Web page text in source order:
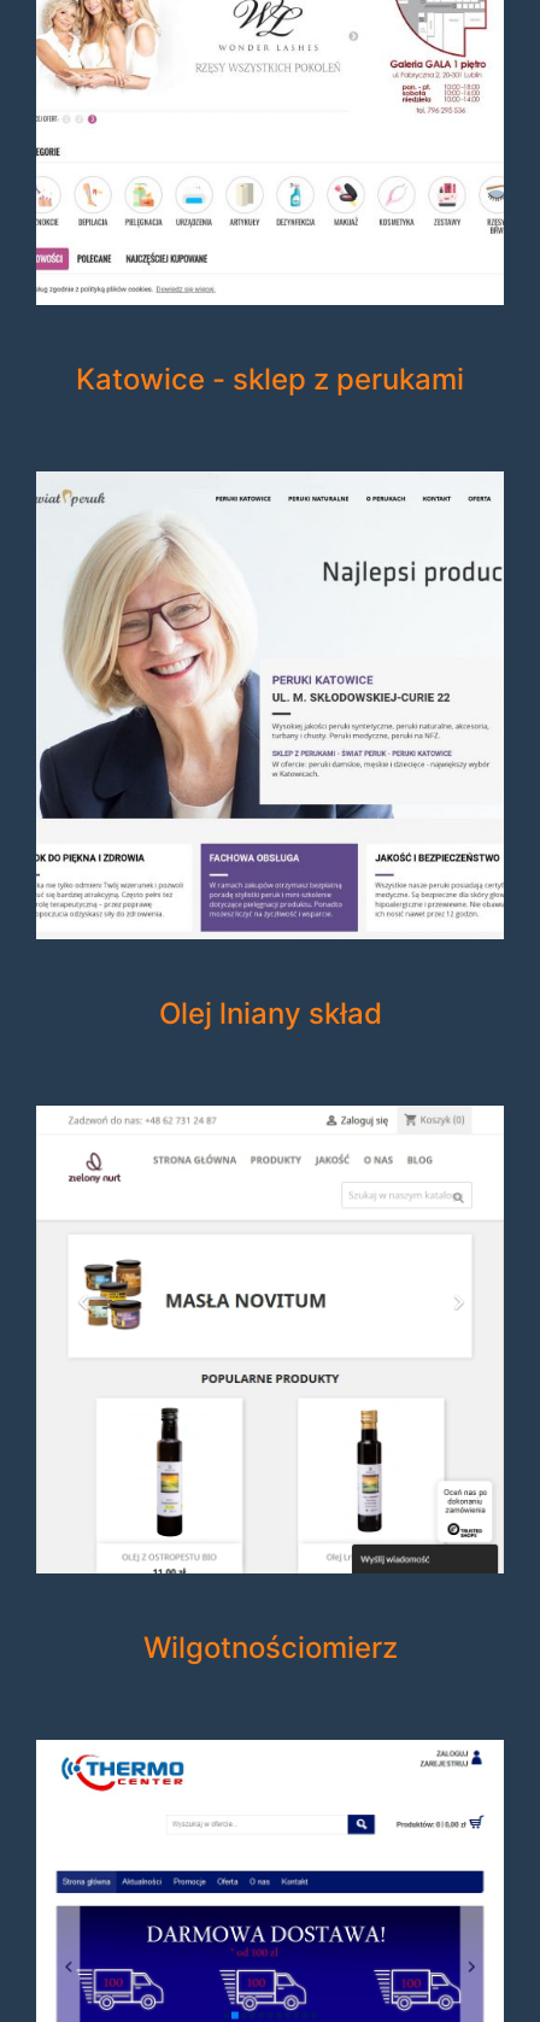
Katowice - sklep z perukami
Olej lniany skład
Wilgotnościomierz